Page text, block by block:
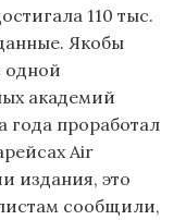
110 тыс.
Якобы
одной
академий
года проработал
Air
издания, это
сообщили,